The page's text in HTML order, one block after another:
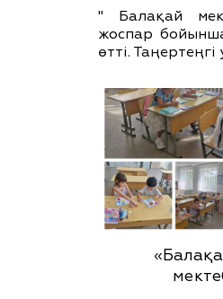
" Балақай
жоспар
өтті.